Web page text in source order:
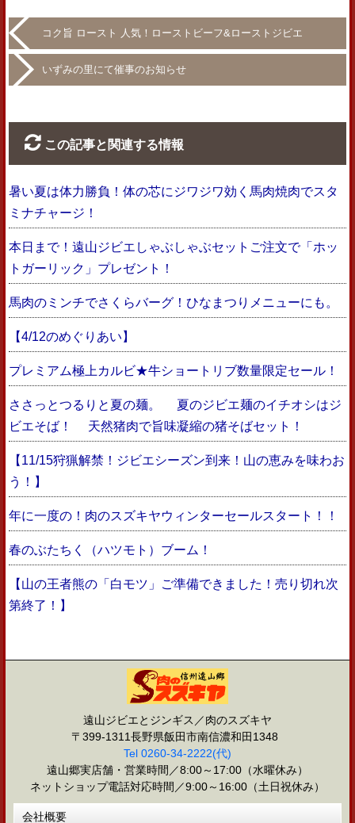
コク旨 ロースト 人気！ローストビーフ&ローストジビエ
いずみの里にて催事のお知らせ
この記事と関連する情報
暑い夏は体力勝負！体の芯にジワジワ効く馬肉焼肉でスタ
ミナチャージ！
本日まで！遠山ジビエしゃぶしゃぶセットご注文で「ホッ
トガーリック」プレゼント！
馬肉のミンチでさくらバーグ！ひなまつりメニューにも。
【4/12のめぐりあい】
プレミアム極上カルビ★牛ショートリブ数量限定セール！
ささっとつるりと夏の麺。 夏のジビエ麺のイチオシはジ
ビエそば！ 天然猪肉で旨味凝縮の猪そばセット！
【11/15狩猟解禁！ジビエシーズン到来！山の恵みを味わお
う！】
年に一度の！肉のスズキヤウィンターセールスタート！！
春のぶたちく（ハツモト）ブーム！
【山の王者熊の「白モツ」ご準備できました！売り切れ次
第終了！】
遠山ジビエとジンギス／肉のスズキヤ
〒399-1311長野県飯田市南信濃和田1348
Tel 0260-34-2222(代)
遠山郷実店舗・営業時間／8:00～17:00（水曜休み）
ネットショップ電話対応時間／9:00～16:00（土日祝休み）
会社概要